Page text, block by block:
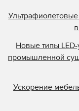
Новые типы
промышленной
Ускорение